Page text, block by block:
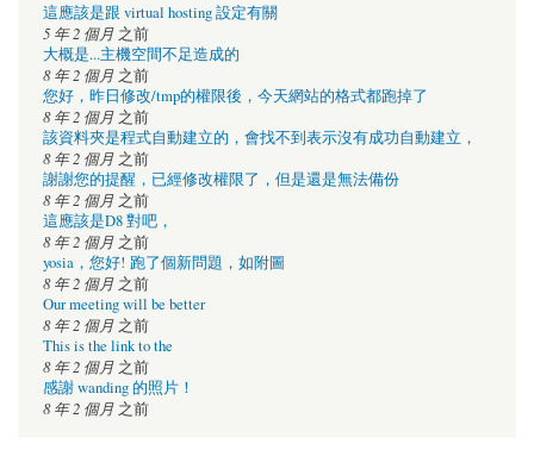
這應該是跟 virtual hosting 設定有關
5 年 2 個月 之前
大概是...主機空間不足造成的
8 年 2 個月 之前
您好，昨日修改/tmp的權限後，今天網站的格式都跑掉了
8 年 2 個月 之前
該資料夾是程式自動建立的，會找不到表示沒有成功自動建立，
8 年 2 個月 之前
謝謝您的提醒，已經修改權限了，但是還是無法備份
8 年 2 個月 之前
這應該是D8 對吧，
8 年 2 個月 之前
yosia，您好! 跑了個新問題，如附圖
8 年 2 個月 之前
Our meeting will be better
8 年 2 個月 之前
This is the link to the
8 年 2 個月 之前
感謝 wanding 的照片！
8 年 2 個月 之前